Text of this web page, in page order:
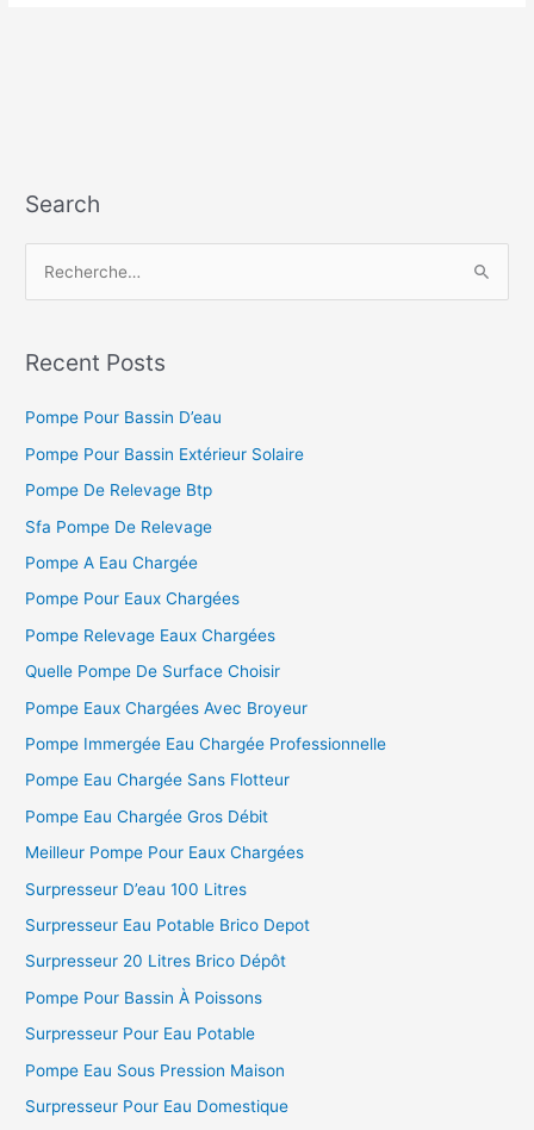
Search
h
r
c
h
Recent Posts
Pompe Pour Bassin D’eau
Pompe Pour Bassin Extérieur Solaire
Pompe De Relevage Btp
Sfa Pompe De Relevage
Pompe A Eau Chargée
Pompe Pour Eaux Chargées
Pompe Relevage Eaux Chargées
Quelle Pompe De Surface Choisir
Pompe Eaux Chargées Avec Broyeur
Pompe Immergée Eau Chargée Professionnelle
Pompe Eau Chargée Sans Flotteur
Pompe Eau Chargée Gros Débit
Meilleur Pompe Pour Eaux Chargées
Surpresseur D’eau 100 Litres
Surpresseur Eau Potable Brico Depot
Surpresseur 20 Litres Brico Dépôt
Pompe Pour Bassin À Poissons
Surpresseur Pour Eau Potable
Pompe Eau Sous Pression Maison
Surpresseur Pour Eau Domestique